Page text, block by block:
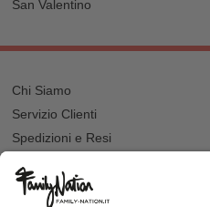
San Valentino
Chi Siamo
Servizio Clienti
Spedizioni e Resi
Recupero password?